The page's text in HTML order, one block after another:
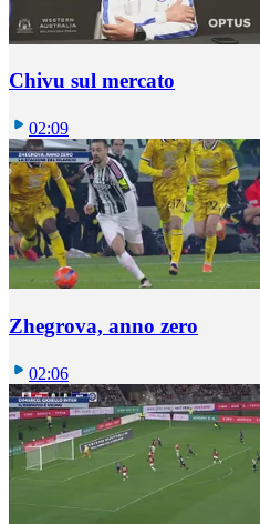
Chivu sul mercato
02:09
Zhegrova, anno zero
02:06